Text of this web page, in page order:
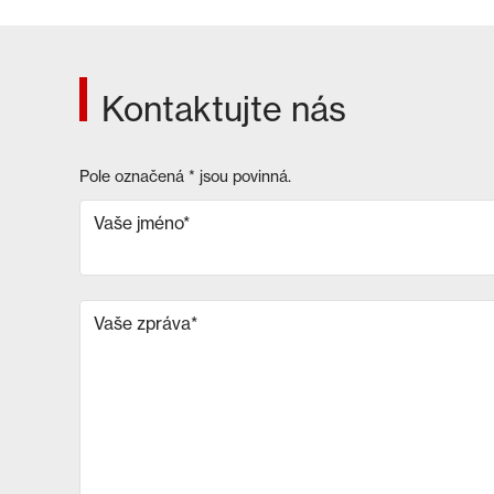
Kontaktujte nás
Pole označená * jsou povinná.
Vaše jméno*
Vaše zpráva*